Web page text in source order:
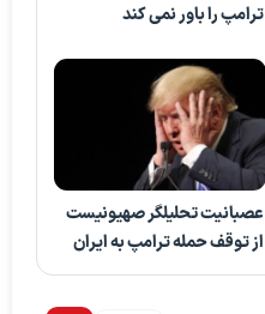
ترامپ را باور نمی کند
عصبانیت تحلیلگر صهیونیست
از توقف حمله ترامپ به ایران